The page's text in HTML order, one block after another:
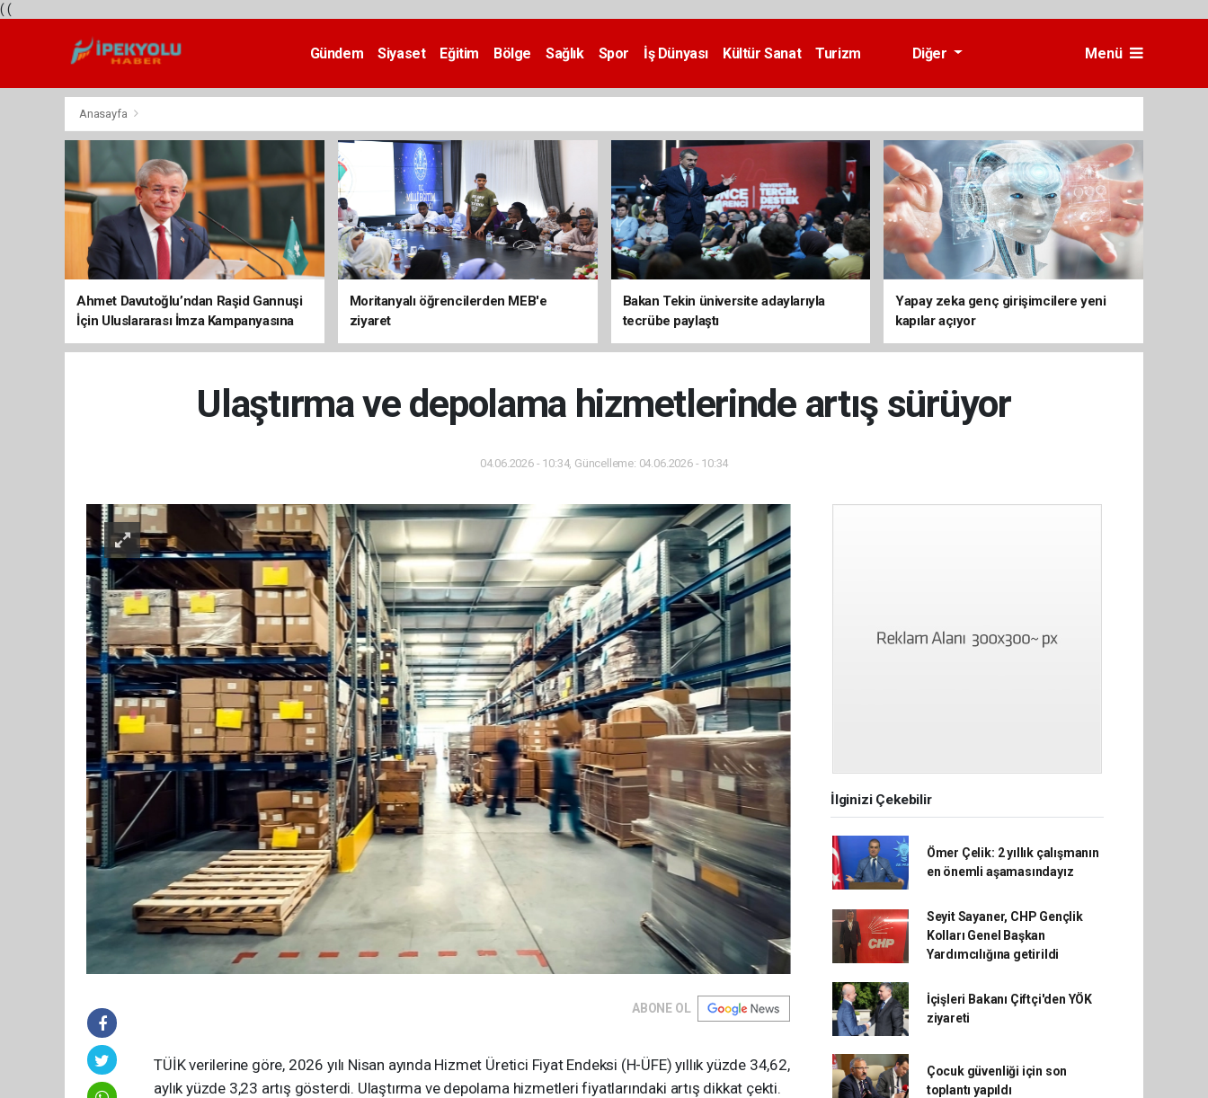
( (
Gündem Siyaset Eğitim Bölge Sağlık Spor İş Dünyası Kültür Sanat
Turizm
Diğer Menü
Anasayfa
Ahmet Davutoğlu’ndan Raşid Gannuşi
İçin Uluslararası İmza Kampanyasına
Destek
Moritanyalı öğrencilerden MEB'e
ziyaret
Bakan Tekin üniversite adaylarıyla
tecrübe paylaştı
Yapay zeka genç girişimcilere yeni
kapılar açıyor
Ulaştırma ve depolama hizmetlerinde artış sürüyor
04.06.2026 - 10:34, Güncelleme: 04.06.2026 - 10:34
ABONE OL
TÜİK verilerine göre, 2026 yılı Nisan ayında Hizmet Üretici Fiyat Endeksi (H-ÜFE) yıllık yüzde 34,62,
aylık yüzde 3,23 artış gösterdi. Ulaştırma ve depolama hizmetleri fiyatlarındaki artış dikkat çekti.
İlginizi Çekebilir
Ömer Çelik: 2 yıllık çalışmanın
en önemli aşamasındayız
Seyit Sayaner, CHP Gençlik
Kolları Genel Başkan
Yardımcılığına getirildi
İçişleri Bakanı Çiftçi'den YÖK
ziyareti
Çocuk güvenliği için son
toplantı yapıldı